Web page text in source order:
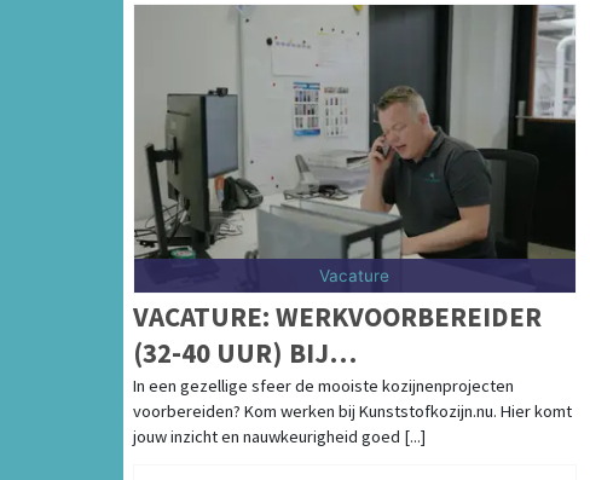
Vacature
VACATURE: WERKVOORBEREIDER
(32-40 UUR) BIJ
KUNSTSTOFKOZIJN.NU
In een gezellige sfeer de mooiste kozijnenprojecten
voorbereiden? Kom werken bij Kunststofkozijn.nu. Hier komt
jouw inzicht en nauwkeurigheid goed [...]